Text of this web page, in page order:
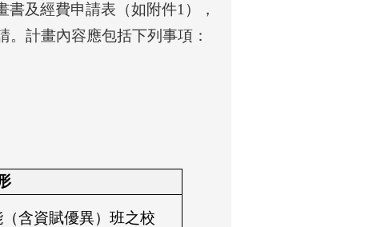
及經費申請表（如附件1），
。計畫內容應包括下列事項：
含資賦優異）班之校